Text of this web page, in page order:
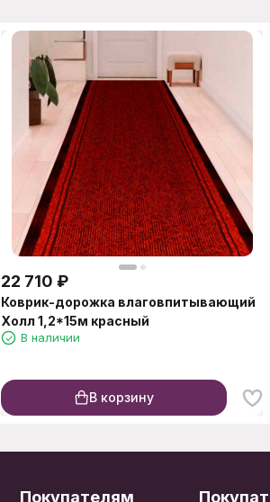
22 710 ₽
Коврик-дорожка влаговпитывающий
Холл 1,2*15м красный
В наличии
В корзину
Покупателям